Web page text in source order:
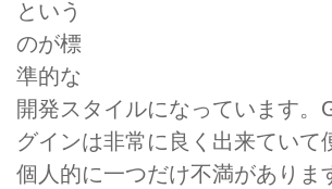
という
のが標
準的な
開発スタイルになっています。
グインは非常に良く出来ていて
個人的に一つだけ不満がありま